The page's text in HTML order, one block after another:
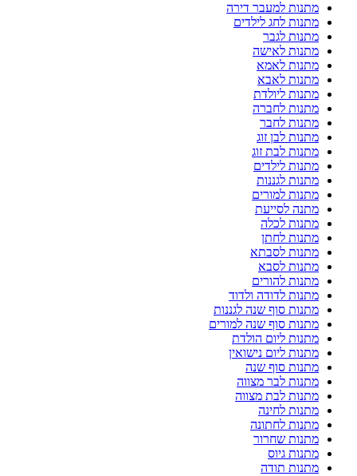
מתנות למעבר דירה
מתנות לחג לילדים
מתנות לגבר
מתנות לאישה
מתנות לאמא
מתנות לאבא
מתנות ליולדת
מתנות לחברה
מתנות לחבר
מתנות לבן זוג
מתנות לבת זוג
מתנות לילדים
מתנות לגננות
מתנות למורים
מתנה לסייעת
מתנות לכלה
מתנות לחתן
מתנות לסבתא
מתנות לסבא
מתנות להורים
מתנות לדודה ולדוד
מתנות סוף שנה לגננות
מתנות סוף שנה למורים
מתנות ליום הולדת
מתנות ליום נישואין
מתנות סוף שנה
מתנות לבר מצווה
מתנות לבת מצווה
מתנות לחינה
מתנות לחתונה
מתנות שחרור
מתנות גיוס
מתנות תודה